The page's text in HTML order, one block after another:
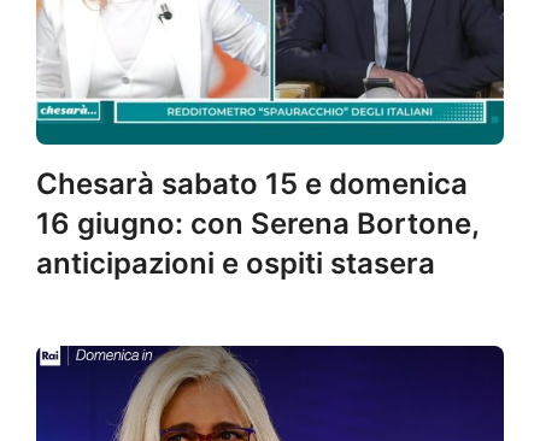
Chesarà sabato 15 e domenica
16 giugno: con Serena Bortone,
anticipazioni e ospiti stasera